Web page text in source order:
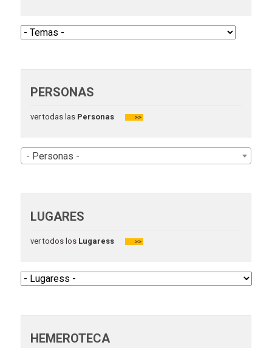
PERSONAS
ver todas lasPersonas >>
- Personas -
LUGARES
ver todos losLugaress >>
HEMEROTECA